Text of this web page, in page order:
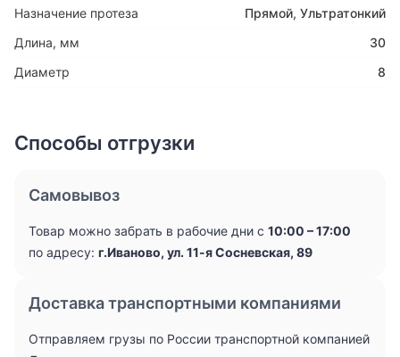
Назначение протеза
Прямой, Ультратонкий
Длина, мм
30
Диаметр
8
Способы отгрузки
Самовывоз
Товар можно забрать в рабочие дни с 10:00 – 17:00
по адресу: г.Иваново, ул. 11-я Сосневская, 89
Доставка транспортными компаниями
Отправляем грузы по России транспортной компанией